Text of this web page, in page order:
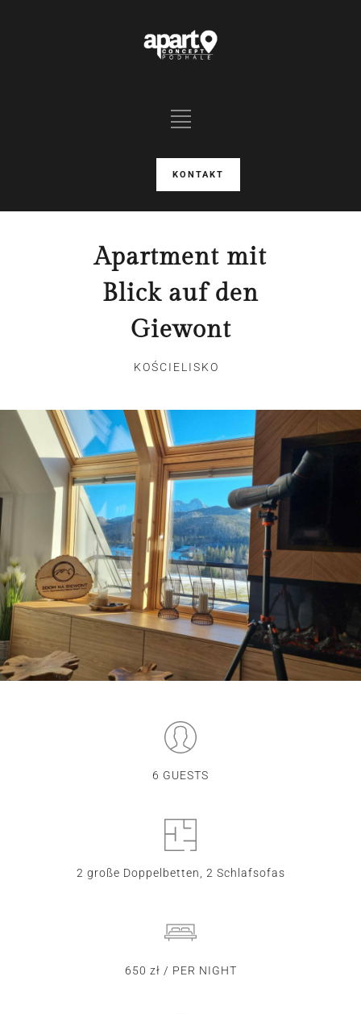
KONTAKT
Apartment mit
Blick auf den
Giewont
KOŚCIELISKO
6 GUESTS
2 große Doppelbetten, 2 Schlafsofas
650 zł / PER NIGHT